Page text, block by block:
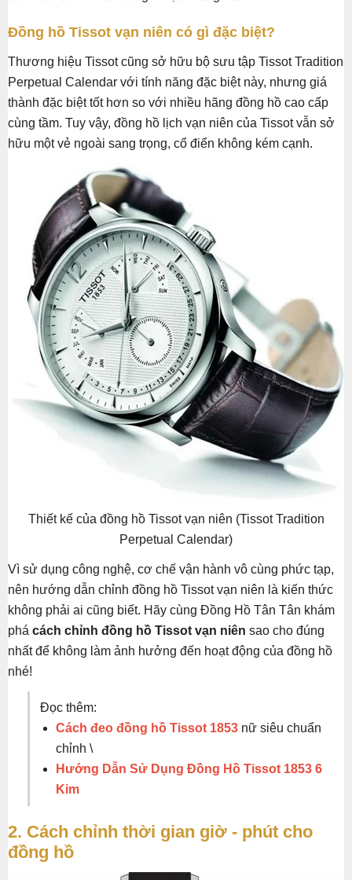
Đồng hồ Tissot vạn niên có gì đặc biệt?
Thương hiệu Tissot cũng sở hữu bộ sưu tập Tissot Tradition
Perpetual Calendar với tính năng đặc biệt này, nhưng giá
thành đặc biệt tốt hơn so với nhiều hãng đồng hồ cao cấp
cùng tầm. Tuy vậy, đồng hồ lịch vạn niên của Tissot vẫn sở
hữu một vẻ ngoài sang trọng, cổ điển không kém cạnh.
Thiết kế của đồng hồ Tissot vạn niên (Tissot Tradition
Perpetual Calendar)
Vì sử dụng công nghệ, cơ chế vận hành vô cùng phức tạp,
nên hướng dẫn chỉnh đồng hồ Tissot vạn niên là kiến thức
không phải ai cũng biết. Hãy cùng Đồng Hồ Tân Tân khám
phá cách chỉnh đồng hồ Tissot vạn niên sao cho đúng
nhất để không làm ảnh hưởng đến hoạt động của đồng hồ
nhé!
Đọc thêm:
Cách đeo đồng hồ Tissot 1853 nữ siêu chuẩn
chỉnh \
Hướng Dẫn Sử Dụng Đồng Hồ Tissot 1853 6
Kim
2. Cách chỉnh thời gian giờ - phút cho
đồng hồ